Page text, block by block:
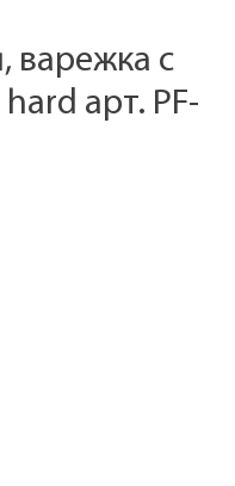
варежка с
арт. PF-